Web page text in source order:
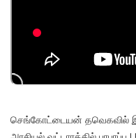
செங்கோட்டையன் தவெகவில்